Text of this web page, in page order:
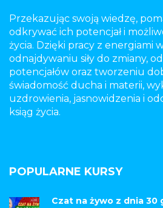
Przekazując swoją wiedzę,
odkrywać ich potencjał i
życia. Dzięki pracy z energiami
odnajdywaniu siły do zmiany,
potencjałów oraz tworzeniu
świadomość ducha i materii,
uzdrowienia, jasnowidzenia i
ksiąg życia.
POPULARNE KURSY
Czat na żywo z dnia 30